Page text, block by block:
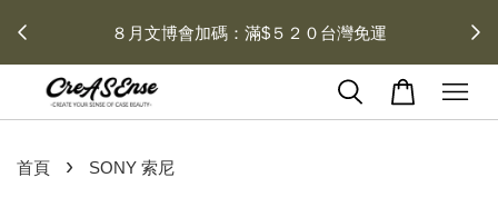
會員登入 領劵享折扣 去領劵
首頁 › SONY 索尼